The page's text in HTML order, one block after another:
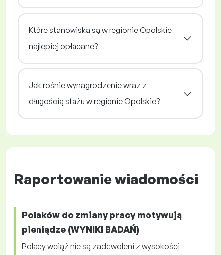
Które stanowiska są w regionie Opolskie
najlepiej opłacane?
Jak rośnie wynagrodzenie wraz z
długością stażu w regionie Opolskie?
Raportowanie wiadomości
Polaków do zmiany pracy motywują
pieniądze (WYNIKI BADAŃ)
Polacy wciąż nie są zadowoleni z wysokości